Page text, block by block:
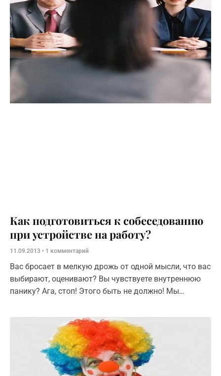
Как подготовиться к собеседованию
при устройстве на работу?
11.09.2013 1 комментарий
Вас бросает в мелкую дрожь от одной мысли, что вас
выбирают, оценивают? Вы чувствуете внутреннюю
панику? Ага, стоп! Этого быть не должно! Мы